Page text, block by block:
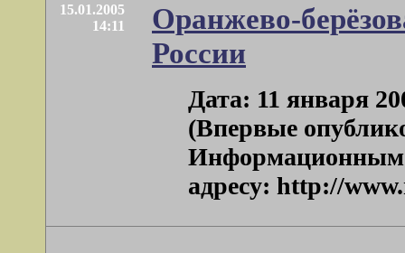
15.01.2005
14:11
Оранжево-
России
Дата: 11 января
(Впервые
Информационным
адресу: http://